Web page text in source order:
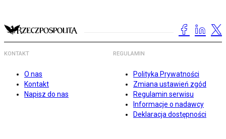
KONTAKT
O nas
Kontakt
Napisz do nas
REGULAMIN
Polityka Prywatności
Zmiana ustawień zgód
Regulamin serwisu
Informacje o nadawcy
Deklaracja dostępności